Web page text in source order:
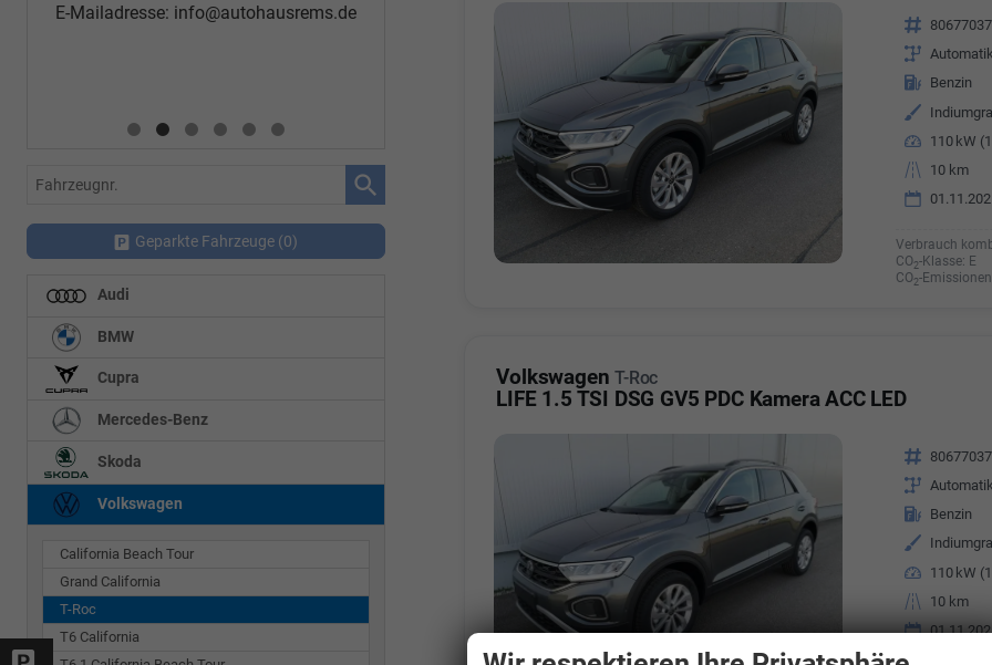
Fahrzeugnr.
Getriebe
Kraftstoff Benzin
Außenfarbe
Leistung 110 kW
Kilometerstand
10 km
Verbrauch
CO2-Klasse: E
CO2-
Volkswagen T-Roc
LIFE 1.5 TSI DSG GV5 PDC Kamera ACC LED
Fahrzeugnr.
Getriebe
Kraftstoff Benzin
Außenfarbe
Leistung 110 kW
Kilometerstand
10 km
E-Mailadresse: info@autohausrems.de
Fahrzeugnr.
Geparkte Fahrzeuge (0)
Audi
BMW
Cupra
Mercedes-Benz
Skoda
Volkswagen
California Beach Tour
Grand California
T-Roc
T6 California